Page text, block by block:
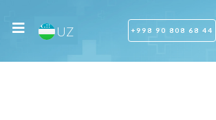
UZ
OZ
+998 90 808 68 44